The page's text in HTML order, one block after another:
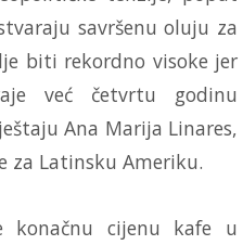
savršenu oluju za
biti rekordno visoke jer
već četvrtu godinu
Ana Marija Linares,
za Latinsku Ameriku.
konačnu cijenu kafe u